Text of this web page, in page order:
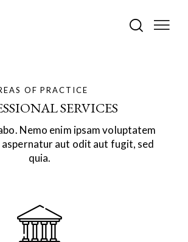
OF PRACTICE
SERVICES
Nemo enim ipsam voluptatem
aut odit aut fugit, sed
quia.